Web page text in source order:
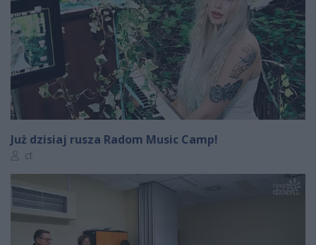
Już dzisiaj rusza Radom Music Camp!
Autor artykułu:
ct